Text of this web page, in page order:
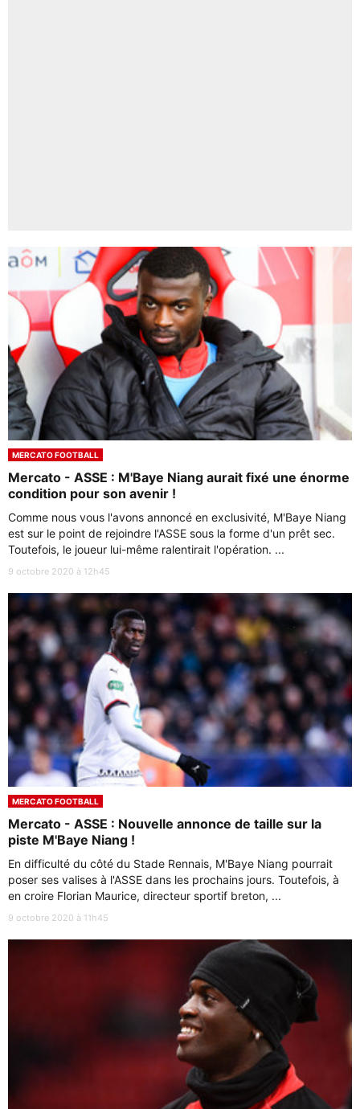
MERCATO FOOTBALL
Mercato - ASSE : M'Baye Niang aurait fixé une énorme
condition pour son avenir !
Comme nous vous l'avons annoncé en exclusivité, M'Baye Niang
est sur le point de rejoindre l'ASSE sous la forme d'un prêt sec.
Toutefois, le joueur lui-même ralentirait l'opération. ...
9 octobre 2020 à 12h45
MERCATO FOOTBALL
Mercato - ASSE : Nouvelle annonce de taille sur la
piste M'Baye Niang !
En difficulté du côté du Stade Rennais, M'Baye Niang pourrait
poser ses valises à l'ASSE dans les prochains jours. Toutefois, à
en croire Florian Maurice, directeur sportif breton, ...
9 octobre 2020 à 11h45